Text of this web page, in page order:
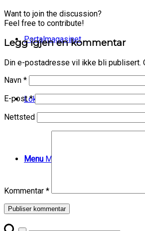
Portalmagasinet
Lokaler til leie
Menu Menu
Want to join the discussion?
Feel free to contribute!
Legg igjen en kommentar
Din e-postadresse vil ikke bli publisert.
Navn *
E-post*
Nettsted
Kommentar *